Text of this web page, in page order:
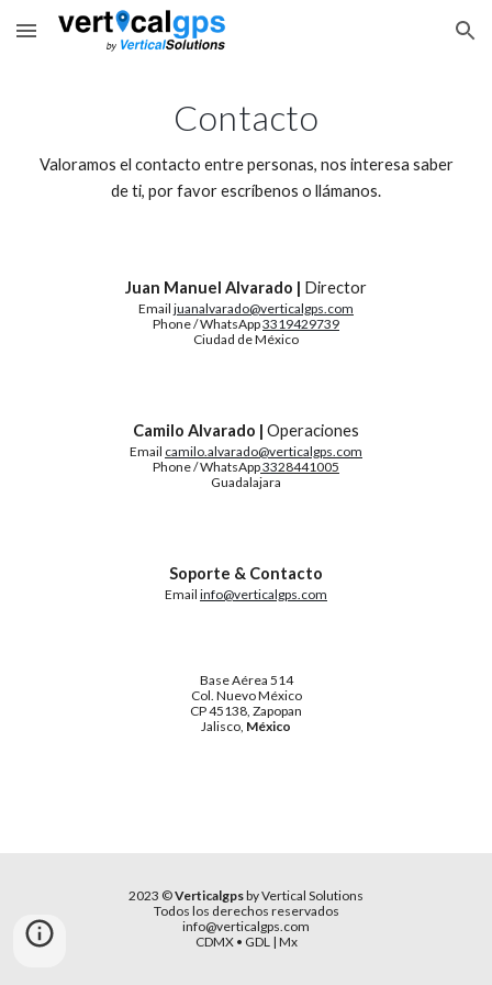
Skip to main content Skip to navigation
Contacto
Valoramos el contacto entre personas, nos interesa saber
de ti, por favor escríbenos o llámanos.
Juan Manuel Alvarado | Director
Email juanalvarado@verticalgps.com
Phone / WhatsApp3319429739
Ciudad de México
Camilo Alvarado | Operaciones
Email camilo.alvarado@verticalgps.com
Phone / WhatsApp3328441005
Guadalajara
Soporte & Contacto
Email info@verticalgps.com
Base Aérea 514
Col. Nuevo México
CP 45138, Zapopan
Jalisco, México
2023 ©Verticalgpsby Vertical Solutions
Todos los derechos reservados
info@verticalgps.com
CDMX • GDL | Mx